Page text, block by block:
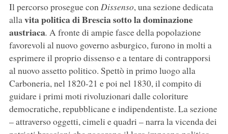
Il percorso prosegue conDissenso,una sezione dedicata
allavita politica di Brescia sotto ladominazione
austriaca. A fronte di ampie fasce della popolazione
favorevoli al nuovo governo asburgico, furono in molti a
esprimere il proprio dissenso e a tentare di contrapporsi
al nuovo assetto politico. Spettò in primo luogo alla
Carboneria, nel 1820-21 e poi nel 1830, il compito di
guidare i primi moti rivoluzionari dalle coloriture
democratiche, repubblicane e indipendentiste. La sezione
– attraverso oggetti, cimeli e quadri – narra la vicenda dei